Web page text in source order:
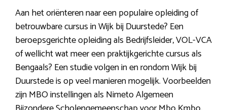
Aan het oriënteren naar een populaire opleiding of
betrouwbare cursus in Wijk bij Duurstede? Een
beroepsgerichte opleiding als Bedrijfsleider, VOL-VCA
of wellicht wat meer een praktijkgerichte cursus als
Bengaals? Een studie volgen in en rondom Wijk bij
Duurstede is op veel manieren mogelijk. Voorbeelden
zijn MBO instellingen als Nimeto Algemeen